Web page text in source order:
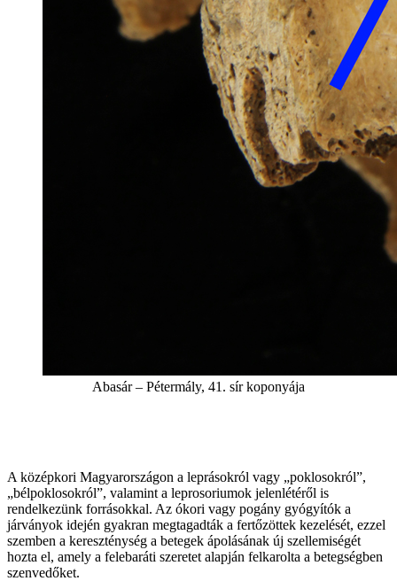
Abasár – Pétermály, 41. sír koponyája
A középkori Magyarországon a leprásokról vagy „poklosokról”,
„bélpoklosokról”, valamint a leprosoriumok jelenlétéről is
rendelkezünk forrásokkal. Az ókori vagy pogány gyógyítók a
járványok idején gyakran megtagadták a fertőzöttek kezelését, ezzel
szemben a kereszténység a betegek ápolásának új szellemiségét
hozta el, amely a felebaráti szeretet alapján felkarolta a betegségben
szenvedőket.